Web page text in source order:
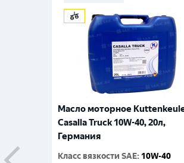
Масло моторное
Casalla Truck 10W-40, 20л,
Германия
Класс вязкости SAE: 10W-40